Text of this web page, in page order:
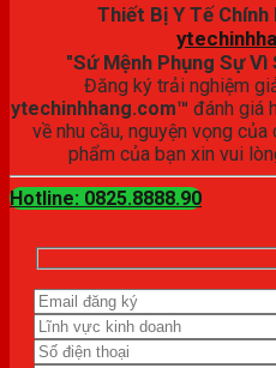
Thiết Bị Y Tế
"Sứ Mệnh Phụng Sự
Đăng ký trải nghiệm
ytechinhhang.com™ đánh giá
về nhu cầu, nguyện vọng
phẩm của bạn xin vui
Hotline: 0825.8888.90